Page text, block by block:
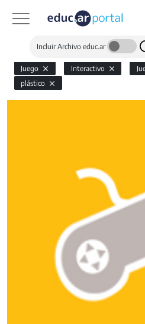
Incluir Archivo educ.ar
Juego Interactivo
plástico